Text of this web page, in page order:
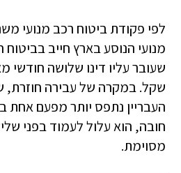
מנועי הנוסע בארץ חייב בביטוח
שקל. במקרה של עבירה חוזרת,
העבריין נתפס יותר מפעם אחת
חובה, הוא עלול לעמוד בפני
מסוימת.